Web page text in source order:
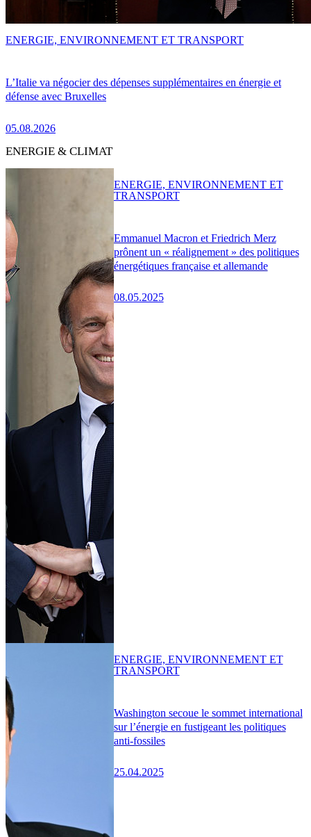
L’Italie va négocier des dépenses supplémentaires en énergie et
défense avec Bruxelles
05.08.2026
ENERGIE, ENVIRONNEMENT ET TRANSPORT
ENERGIE & CLIMAT
Emmanuel Macron et Friedrich Merz
prônent un « réalignement » des politiques
énergétiques française et allemande
08.05.2025
ENERGIE, ENVIRONNEMENT ET
TRANSPORT
Washington secoue le sommet international
sur l’énergie en fustigeant les politiques
anti-fossiles
25.04.2025
ENERGIE, ENVIRONNEMENT ET
TRANSPORT